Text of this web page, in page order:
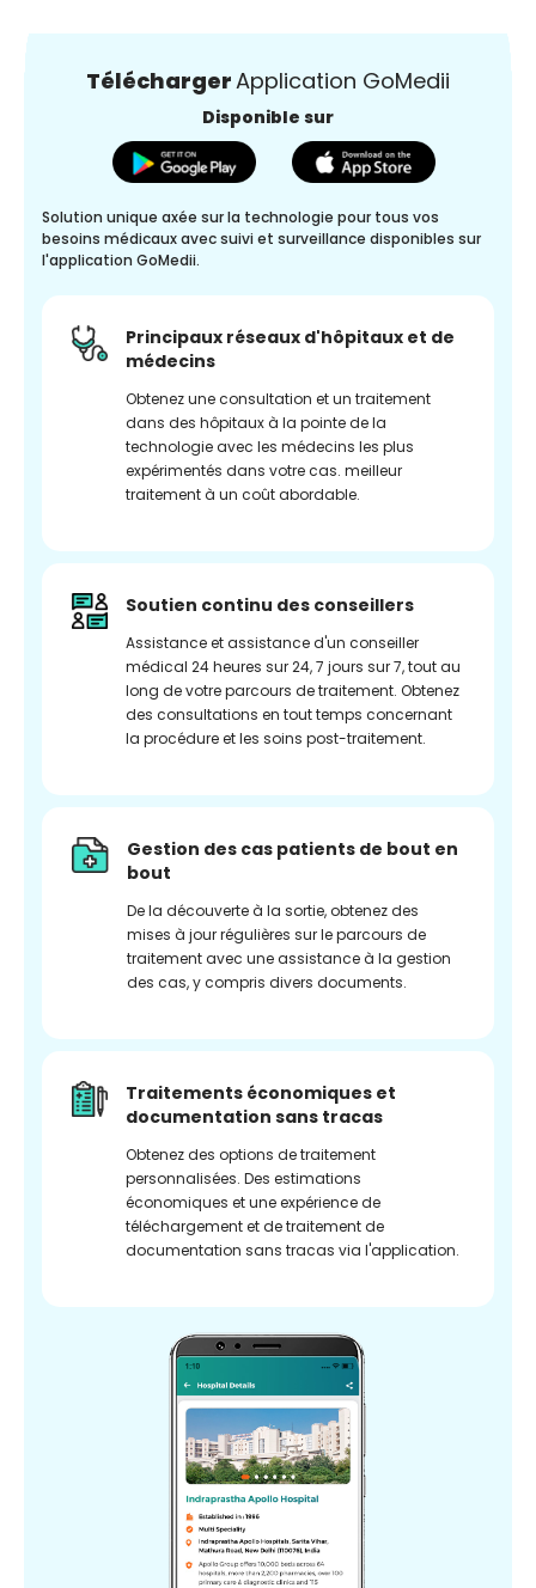
TéléchargerApplication GoMedii
Disponible sur
Solution unique axée sur la technologie pour tous vos
besoins médicaux avec suivi et surveillance disponibles sur
l'application GoMedii.
Principaux réseaux d'hôpitaux et de
médecins
Obtenez une consultation et un traitement
dans des hôpitaux à la pointe de la
technologie avec les médecins les plus
expérimentés dans votre cas. meilleur
traitement à un coût abordable.
Soutien continu des conseillers
Assistance et assistance d'un conseiller
médical 24 heures sur 24, 7 jours sur 7, tout au
long de votre parcours de traitement. Obtenez
des consultations en tout temps concernant
la procédure et les soins post-traitement.
Gestion des cas patients de bout en
bout
De la découverte à la sortie, obtenez des
mises à jour régulières sur le parcours de
traitement avec une assistance à la gestion
des cas, y compris divers documents.
Traitements économiques et
documentation sans tracas
Obtenez des options de traitement
personnalisées. Des estimations
économiques et une expérience de
téléchargement et de traitement de
documentation sans tracas via l'application.